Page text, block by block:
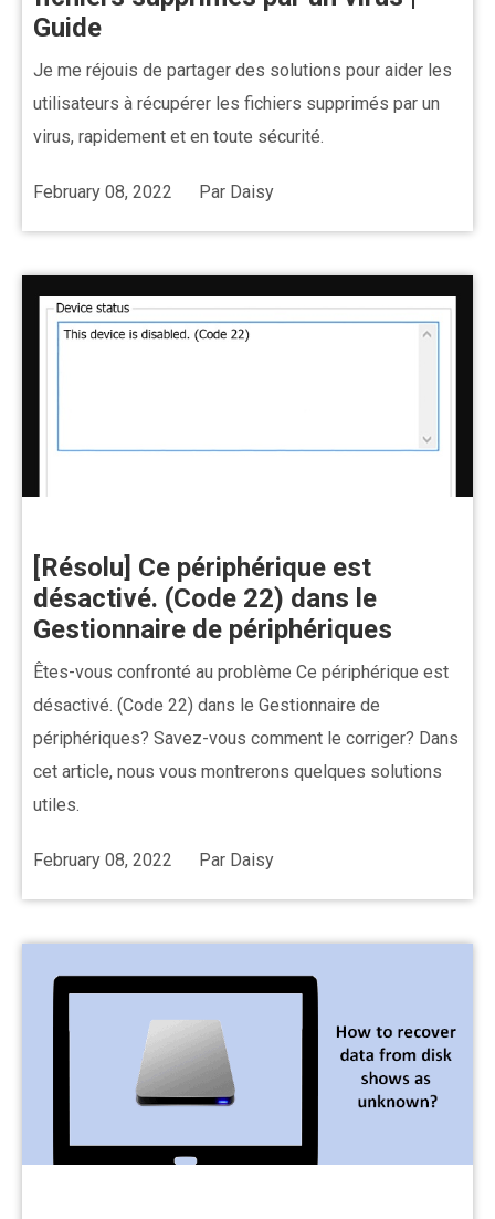
Guide
Je me réjouis de partager des solutions pour aider les
utilisateurs à récupérer les fichiers supprimés par un
virus, rapidement et en toute sécurité.
February 08, 2022 Par Daisy
[Résolu] Ce périphérique est
désactivé. (Code 22) dans le
Gestionnaire de périphériques
Êtes-vous confronté au problème Ce périphérique est
désactivé. (Code 22) dans le Gestionnaire de
périphériques? Savez-vous comment le corriger? Dans
cet article, nous vous montrerons quelques solutions
utiles.
February 08, 2022 Par Daisy